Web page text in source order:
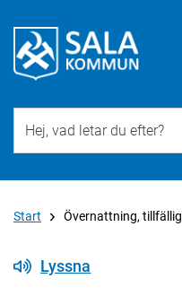
Start Övernattning, tillfällig
Lyssna